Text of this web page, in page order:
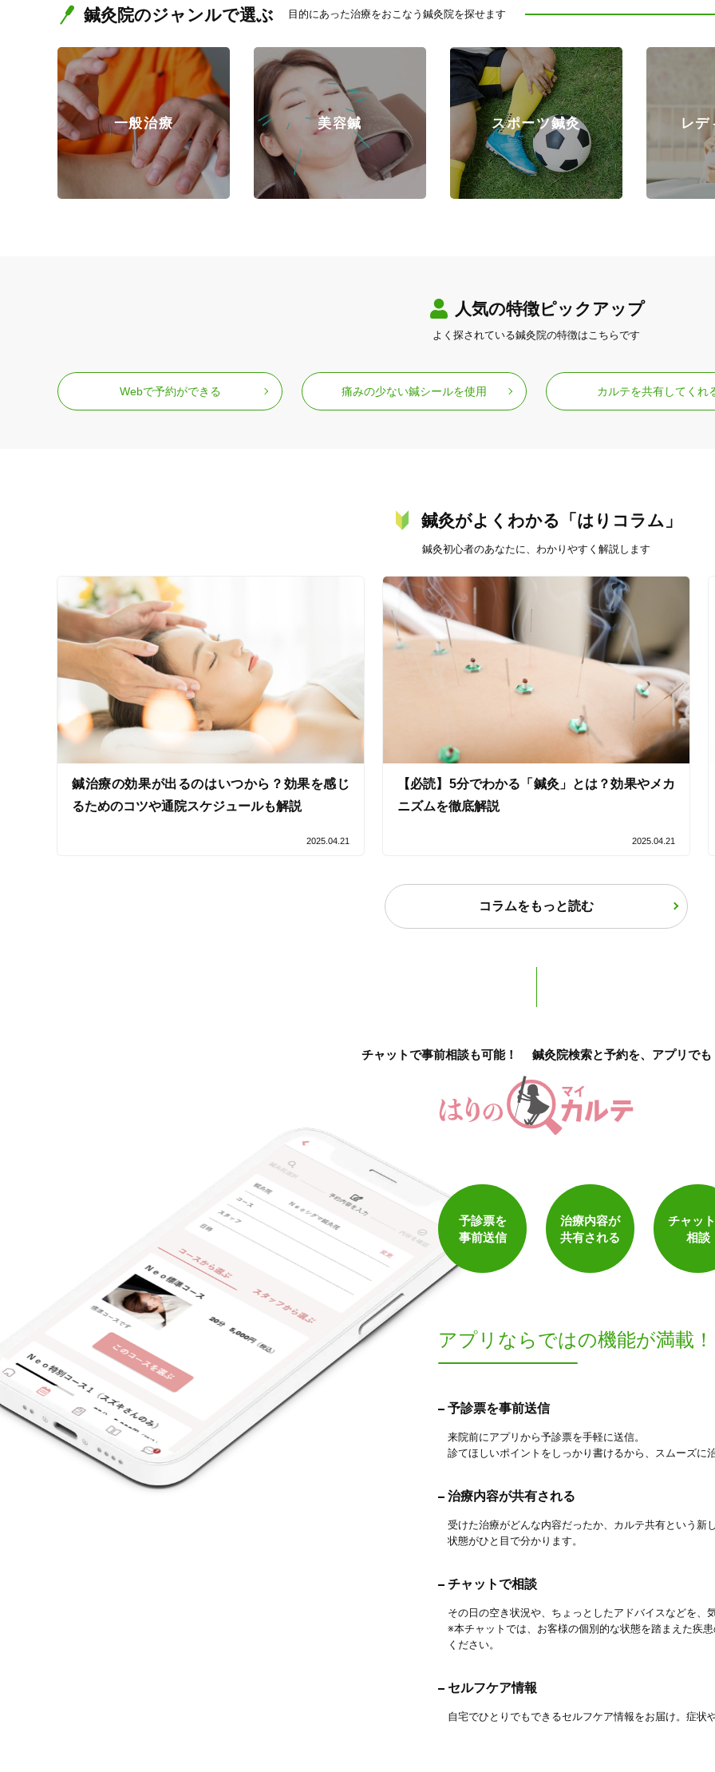
鍼灸院のジャンルで選ぶ 目的にあった治療をおこなう鍼灸院を探せます
一般治療 美容鍼 スポーツ鍼灸 レデ
人気の特徴ピックアップ
よく探されている鍼灸院の特徴はこちらです
Webで予約ができる 痛みの少ない鍼シールを使用 カルテを共有してくれ
鍼灸がよくわかる「はりコラム」
鍼灸初心者のあなたに、わかりやすく解説します
鍼治療の効果が出るのはいつから？効果を感じ
るためのコツや通院スケジュールも解説
2025.04.21
【必読】5分でわかる「鍼灸」とは？効果やメカ
ニズムを徹底解説
2025.04.21
コラムをもっと読む
チャットで事前相談も可能！ 鍼灸院検索と予約を、アプリでも
予診票を
事前送信
治療内容が
共有される
チャッ
相談
アプリならではの機能が満載！
予診票を事前送信
来院前にアプリから予診票を手軽に送信。
診てほしいポイントをしっかり書けるから、スムーズに
治療内容が共有される
受けた治療がどんな内容だったか、カルテ共有という
状態がひと目で分かります。
チャットで相談
その日の空き状況や、ちょっとしたアドバイスなどを、
※本チャットでは、お客様の個別的な状態を踏まえた疾
ください。
セルフケア情報
自宅でひとりでもできるセルフケア情報をお届け。症状